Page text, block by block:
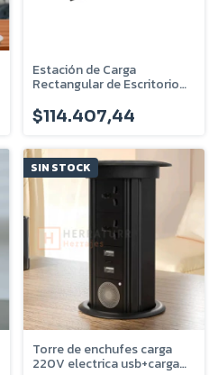
Estación de Carga
Rectangular de Escritorio
$114.407,44
SIN STOCK
Torre de enchufes carga
220V electrica usb+carga